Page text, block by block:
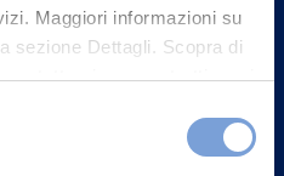
Maggiori informazioni su
sezione Dettagli. Scopra di
e come trattiamo i
nella sezione "Informativa